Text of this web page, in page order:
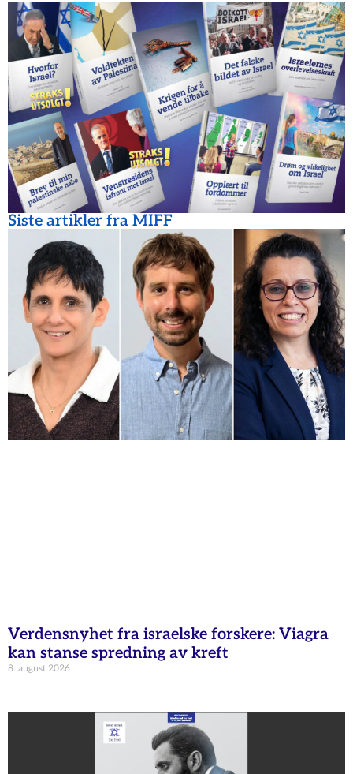
Siste artikler fra MIFF
Verdensnyhet fra israelske forskere: Viagra
kan stanse spredning av kreft
8. august 2026